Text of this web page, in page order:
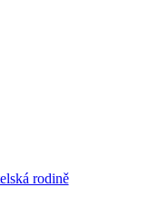
rodině